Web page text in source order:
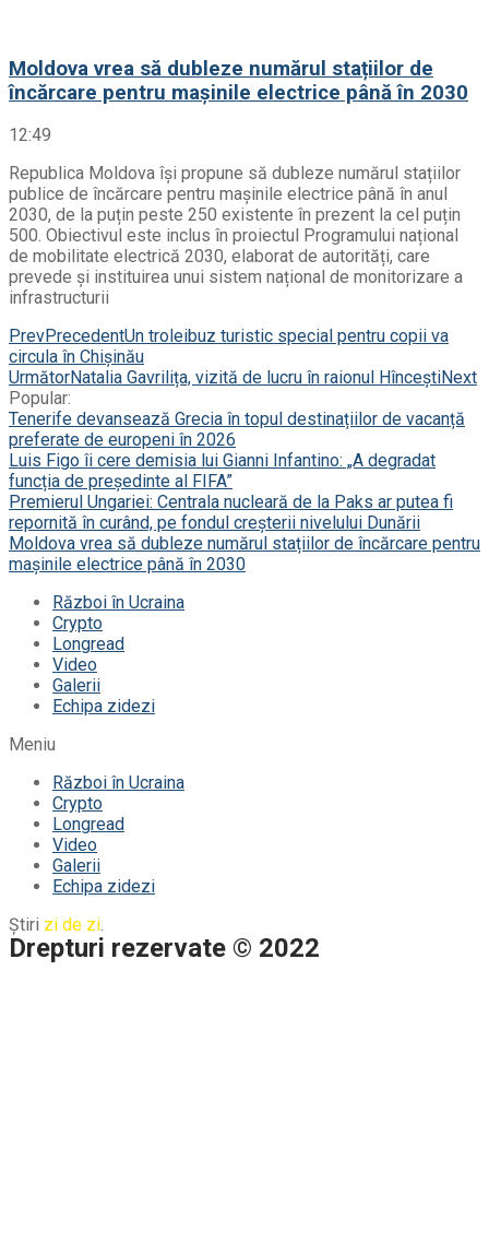
Moldova vrea să dubleze numărul stațiilor de
încărcare pentru mașinile electrice până în 2030
12:49
Republica Moldova își propune să dubleze numărul stațiilor
publice de încărcare pentru mașinile electrice până în anul
2030, de la puțin peste 250 existente în prezent la cel puțin
500. Obiectivul este inclus în proiectul Programului național
de mobilitate electrică 2030, elaborat de autorități, care
prevede și instituirea unui sistem național de monitorizare a
infrastructurii
PrevPrecedentUn troleibuz turistic special pentru copii va
circula în Chișinău
UrmătorNatalia Gavrilița, vizită de lucru în raionul HînceștiNext
Popular:
Tenerife devansează Grecia în topul destinațiilor de vacanță
preferate de europeni în 2026
Luis Figo îi cere demisia lui Gianni Infantino: „A degradat
funcția de președinte al FIFA”
Premierul Ungariei: Centrala nucleară de la Paks ar putea fi
repornită în curând, pe fondul creșterii nivelului Dunării
Moldova vrea să dubleze numărul stațiilor de încărcare pentru
mașinile electrice până în 2030
Război în Ucraina
Crypto
Longread
Video
Galerii
Echipa zidezi
Meniu
Război în Ucraina
Crypto
Longread
Video
Galerii
Echipa zidezi
Știri zi de zi.
Drepturi rezervate © 2022